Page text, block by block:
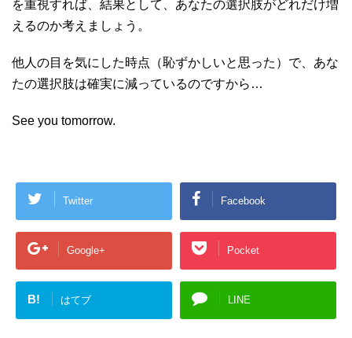
を重視すれば、結果として、あなたの選択肢がどれだけ増
えるのか考えましょう。
他人の目を気にした時点（恥ずかしいと思った）で、あな
たの選択肢は確実に減っているのですから…
See you tomorrow.
Twitter Facebook
Google+ Pocket
B! はてブ LINE